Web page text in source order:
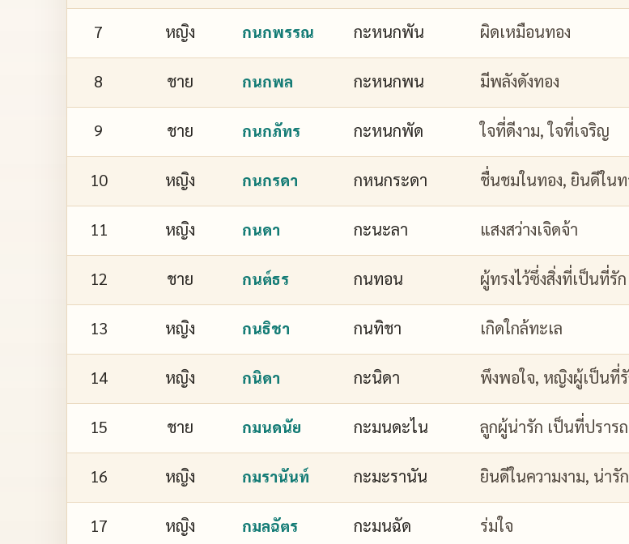
7 หญิง กนกพรรณ กะหนกพัน ผิดเหมือนทอง
8 ชาย กนกพล กะหนกพน มีพลังดังทอง
9 ชาย กนกภัทร กะหนกพัด ใจที่ดีงาม, ใจที่เจริญ
10 หญิง กนกรดา กหนกระดา ชื่นชมในทอง, ยินดีในท
11 หญิง กนดา กะนะลา แสงสว่างเจิดจ้า
12 ชาย กนต์ธร กนทอน ผู้ทรงไว้ซึ่งสิ่งที่เป็นที่รัก
13 หญิง กนธิชา กนทิชา เกิดใกล้ทะเล
14 หญิง กนิดา กะนิดา พึงพอใจ, หญิงผู้เป็นที่
15 ชาย กมนดนัย กะมนดะไน ลูกผู้น่ารัก เป็นที่ปราร
16 หญิง กมรานันท์ กะมะรานัน ยินดีในความงาม, น่ารั
17 หญิง กมลฉัตร กะมนฉัด ร่มใจ